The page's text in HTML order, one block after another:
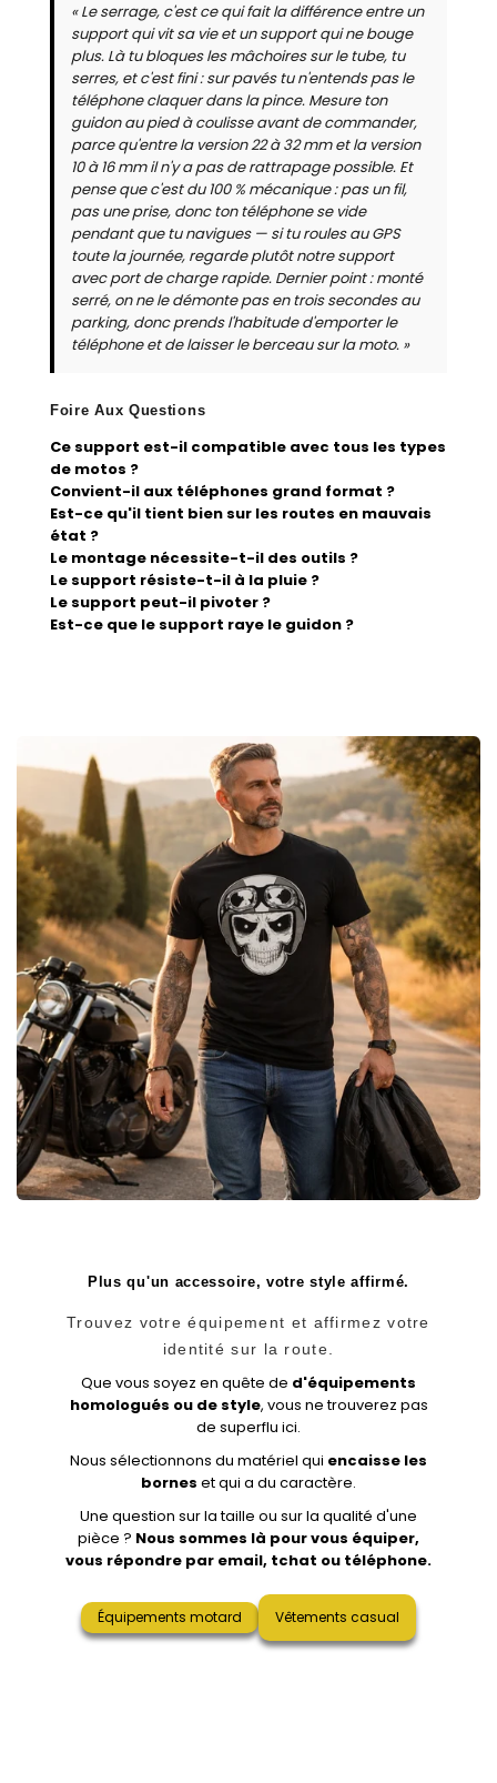
« Le serrage, c'est ce qui fait la différence entre un
support qui vit sa vie et un support qui ne bouge
plus. Là tu bloques les mâchoires sur le tube, tu
serres, et c'est fini : sur pavés tu n'entends pas le
téléphone claquer dans la pince. Mesure ton
guidon au pied à coulisse avant de commander,
parce qu'entre la version 22 à 32 mm et la version
10 à 16 mm il n'y a pas de rattrapage possible. Et
pense que c'est du 100 % mécanique : pas un fil,
pas une prise, donc ton téléphone se vide
pendant que tu navigues — si tu roules au GPS
toute la journée, regarde plutôt notre support
avec port de charge rapide. Dernier point : monté
serré, on ne le démonte pas en trois secondes au
parking, donc prends l'habitude d'emporter le
téléphone et de laisser le berceau sur la moto. »
Foire Aux Questions
Ce support est-il compatible avec tous les types
de motos ?
Convient-il aux téléphones grand format ?
Est-ce qu'il tient bien sur les routes en mauvais
état ?
Le montage nécessite-t-il des outils ?
Le support résiste-t-il à la pluie ?
Le support peut-il pivoter ?
Est-ce que le support raye le guidon ?
Plus qu'un accessoire, votre style affirmé.
Trouvez votre équipement et affirmez votre
identité sur la route.
Que vous soyez en quête de d'équipements
homologués ou de style, vous ne trouverez pas
de superflu ici.
Nous sélectionnons du matériel qui encaisse les
bornes et qui a du caractère.
Une question sur la taille ou sur la qualité d'une
pièce ? Nous sommes là pour vous équiper,
vous répondre par email, tchat ou téléphone.
Équipements motard Vêtements casual